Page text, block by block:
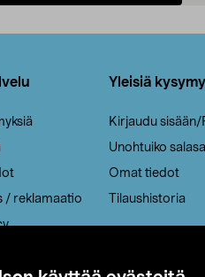
/ reklamaatio
Yleisiä
Kirjaudu
Unohtuiko
Omat tiedot
Tilaushistoria